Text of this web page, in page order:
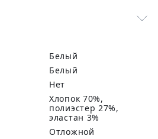
Белый
белый
Нет
хлопок 70%,
полиэстер 27%,
эластан 3%
Отложной